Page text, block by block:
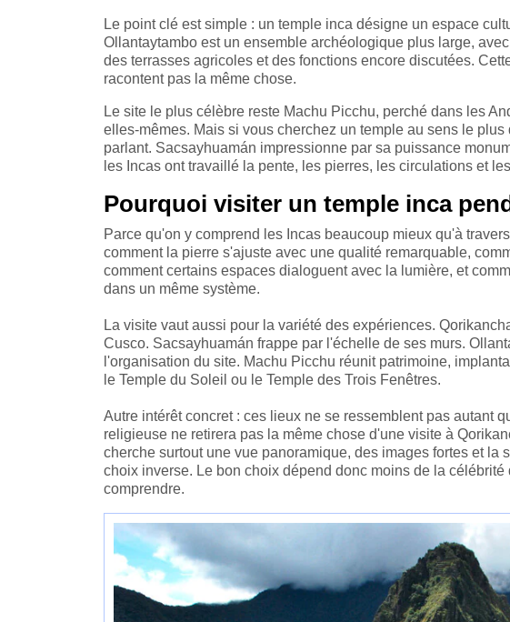
Le point clé est simple : un temple inca désigne un espace
Ollantaytambo est un ensemble archéologique plus large,
des terrasses agricoles et des fonctions encore discutées.
racontent pas la même chose.
Le site le plus célèbre reste Machu Picchu, perché dans les
elles-mêmes. Mais si vous cherchez un temple au sens le
parlant. Sacsayhuamán impressionne par sa puissance
les Incas ont travaillé la pente, les pierres, les circulations et
Pourquoi visiter un temple inca
Parce qu'on y comprend les Incas beaucoup mieux qu'à
comment la pierre s'ajuste avec une qualité remarquable,
comment certains espaces dialoguent avec la lumière, et
dans un même système.
La visite vaut aussi pour la variété des expériences.
Cusco. Sacsayhuamán frappe par l'échelle de ses murs.
l'organisation du site. Machu Picchu réunit patrimoine,
le Temple du Soleil ou le Temple des Trois Fenêtres.
Autre intérêt concret : ces lieux ne se ressemblent pas autant
religieuse ne retirera pas la même chose d'une visite à
cherche surtout une vue panoramique, des images fortes et
choix inverse. Le bon choix dépend donc moins de la
comprendre.